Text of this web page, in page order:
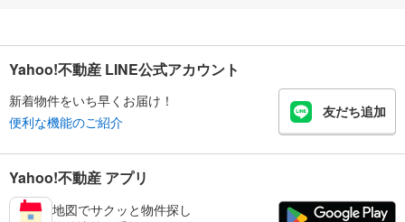
Yahoo!不動産 LINE公式アカウント
新着物件をいち早くお届け！
便利な機能のご紹介
友だち追加
Yahoo!不動産 アプリ
地図でサクッと物件探し